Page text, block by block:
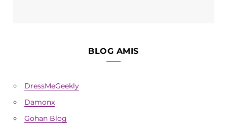
BLOG AMIS
DressMeGeekly
Damonx
Gohan Blog